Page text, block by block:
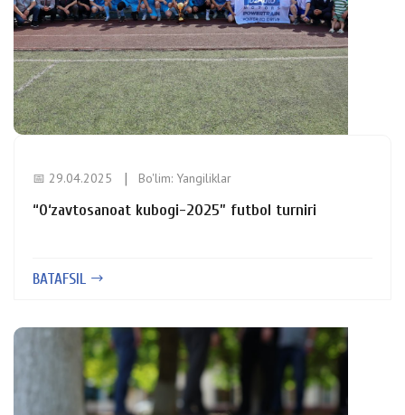
📅 29.04.2025 Bo'lim: Yangiliklar
“O‘zavtosanoat kubogi-2025” futbol turniri
BATAFSIL